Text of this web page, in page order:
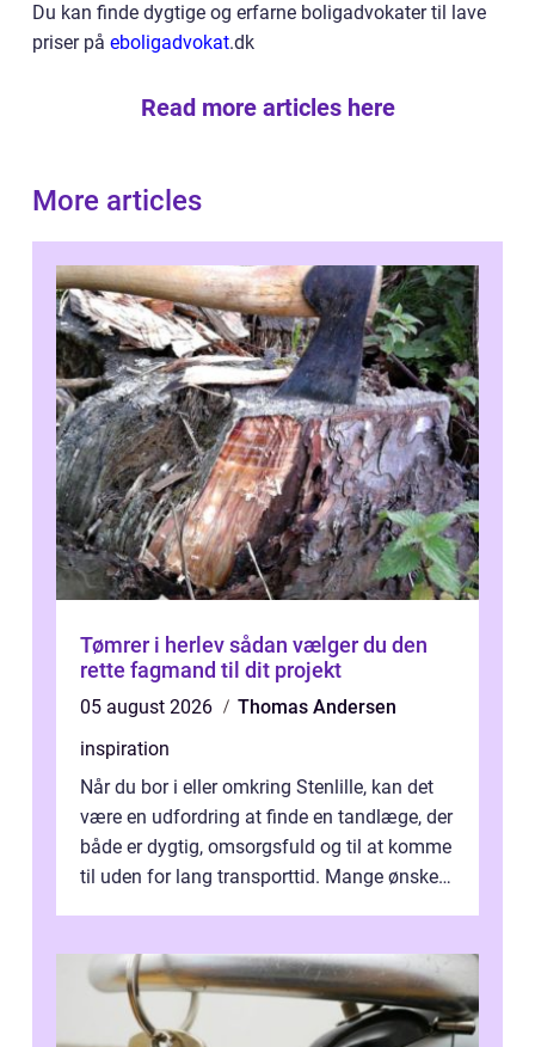
Du kan finde dygtige og erfarne boligadvokater til lave
priser på eboligadvokat.dk
Read more articles here
More articles
Tømrer i herlev sådan vælger du den
rette fagmand til dit projekt
05 august 2026
Thomas Andersen
inspiration
Når du bor i eller omkring Stenlille, kan det
være en udfordring at finde en tandlæge, der
både er dygtig, omsorgsfuld og til at komme
til uden for lang transporttid. Mange ønsker